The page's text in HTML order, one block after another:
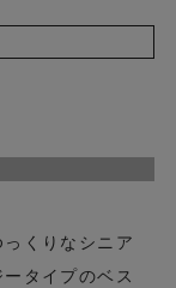
くりなシニア
タイプのベス